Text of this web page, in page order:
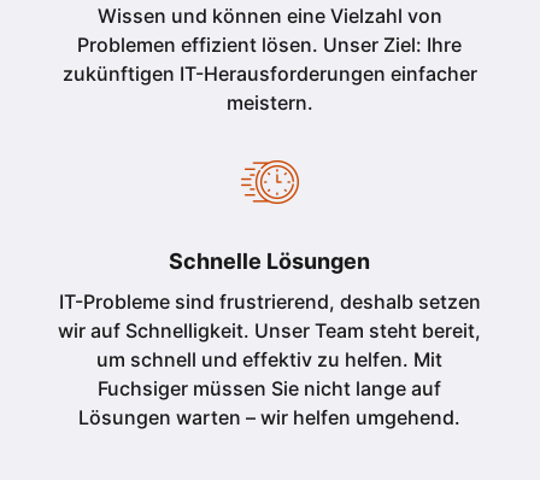
Wissen und können eine Vielzahl von
Problemen effizient lösen. Unser Ziel: Ihre
zukünftigen IT-Herausforderungen einfacher
meistern.
Schnelle Lösungen
IT-Probleme sind frustrierend, deshalb setzen
wir auf Schnelligkeit. Unser Team steht bereit,
um schnell und effektiv zu helfen. Mit
Fuchsiger müssen Sie nicht lange auf
Lösungen warten – wir helfen umgehend.